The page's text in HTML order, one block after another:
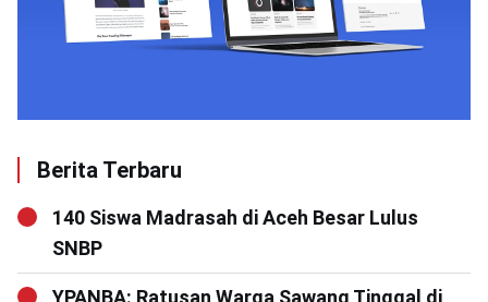
Berita Terbaru
140 Siswa Madrasah di Aceh Besar Lulus
SNBP
YPANBA: Ratusan Warga Sawang Tinggal di